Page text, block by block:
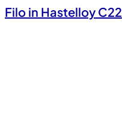
Filo in Hastelloy C22